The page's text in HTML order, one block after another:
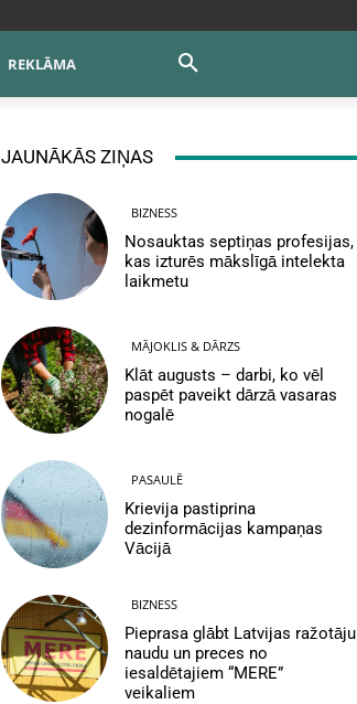
REKLĀMA
JAUNĀKĀS ZIŅAS
BIZNESS
Nosauktas septiņas profesijas,
kas izturēs mākslīgā intelekta
laikmetu
MĀJOKLIS & DĀRZS
Klāt augusts – darbi, ko vēl
paspēt paveikt dārzā vasaras
nogalē
PASAULĒ
Krievija pastiprina
dezinformācijas kampaņas
Vācijā
BIZNESS
Pieprasa glābt Latvijas ražotāju
naudu un preces no
iesaldētajiem “MERE”
veikaliem